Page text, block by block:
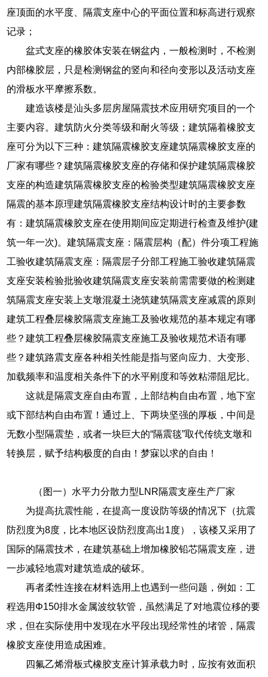
座顶面的水平度、隔震支座中心的平面位置和标高进行观察
记录；
盆式支座的橡胶体安装在钢盆内，一般检测时，不检测
内部橡胶层，只是检测钢盆的竖向和径向变形以及活动支座
的滑板水平摩擦系数。
建造该楼是汕头多层房屋隔震技术应用研究项目的一个
主要内容。建筑防火分类等级和耐火等级；建筑隔着橡胶支
座可分为以下三种：建筑隔震橡胶支座建筑隔震橡胶支座的
厂家有哪些？建筑隔震橡胶支座的存储和保护建筑隔震橡胶
支座的构造建筑隔震橡胶支座的检验类型建筑隔震橡胶支座
隔震的基本原理建筑隔震橡胶支座结构设计时的主要参数
有：建筑隔震橡胶支座在使用期间应定期进行检查及维护(建
筑一年一次)。建筑隔震支座：隔震层构（配）件分项工程施
工验收建筑隔震支座：隔震层子分部工程施工验收建筑隔震
支座安装检验批验收建筑隔震支座安装前需需要做的检测建
筑隔震支座安装上支墩混凝土浇筑建筑隔震支座减震的原则
建筑工程叠层橡胶隔震支座施工及验收规范的基本规定有哪
些？建筑工程叠层橡胶隔震支座施工及验收规范术语有哪
些？建筑路震支座各种相关性能是指与竖向应力、大变形、
加载频率和温度相关条件下的水平刚度和等效粘滞阻尼比。
这就是隔震支座自由布置，上部结构自由布置，地下室
或下部结构自由布置！通过上、下两块坚强的厚板，中间是
无数小型隔震垫，或者一块巨大的“隔震毯”取代传统支墩和
转换层，赋予结构极度的自由！梦寐以求的自由！
（图一）水平力分散力型LNR隔震支座生产厂家
为提高抗震性能，在提高一度设防等级的情况下（抗震
防烈度为8度，比本地区设防烈度高出1度），该楼又采用了
国际的隔震技术，在建筑基础上增加橡胶铅芯隔震支座，进
一步减轻地震对建筑造成的破坏。
再者柔性连接在材料选用上也遇到一些问题，例如：工
程选用Φ150排水金属波纹软管，虽然满足了对地震位移的要
求，但在实际使用中发现在水平段出现经常性的堵管，隔震
橡胶支座使用造成困难。
四氟乙烯滑板式橡胶支座计算承载力时，应按有效面积